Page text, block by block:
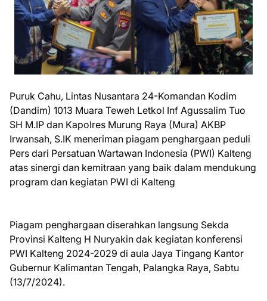
Puruk Cahu, Lintas Nusantara 24-Komandan Kodim
(Dandim) 1013 Muara Teweh Letkol Inf Agussalim Tuo
SH M.IP dan Kapolres Murung Raya (Mura) AKBP
Irwansah, S.IK meneriman piagam penghargaan peduli
Pers dari Persatuan Wartawan Indonesia (PWI) Kalteng
atas sinergi dan kemitraan yang baik dalam mendukung
program dan kegiatan PWI di Kalteng
Piagam penghargaan diserahkan langsung Sekda
Provinsi Kalteng H Nuryakin dak kegiatan konferensi
PWI Kalteng 2024-2029 di aula Jaya Tingang Kantor
Gubernur Kalimantan Tengah, Palangka Raya, Sabtu
(13/7/2024).